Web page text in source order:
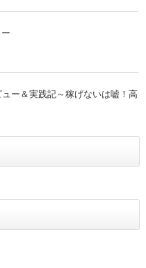
ュー＆実践記～稼げないは嘘！高